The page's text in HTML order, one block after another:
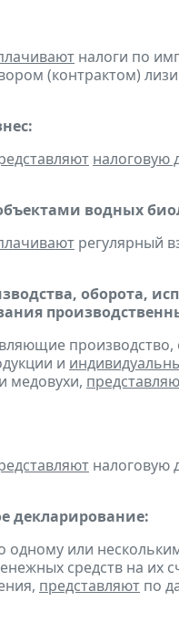
налоги по
(контрактом)
налоговую
водных
регулярный
оборота,
производство,
и
медовухи,
налоговую
декларирование:
одному или
средств на их
представляют по